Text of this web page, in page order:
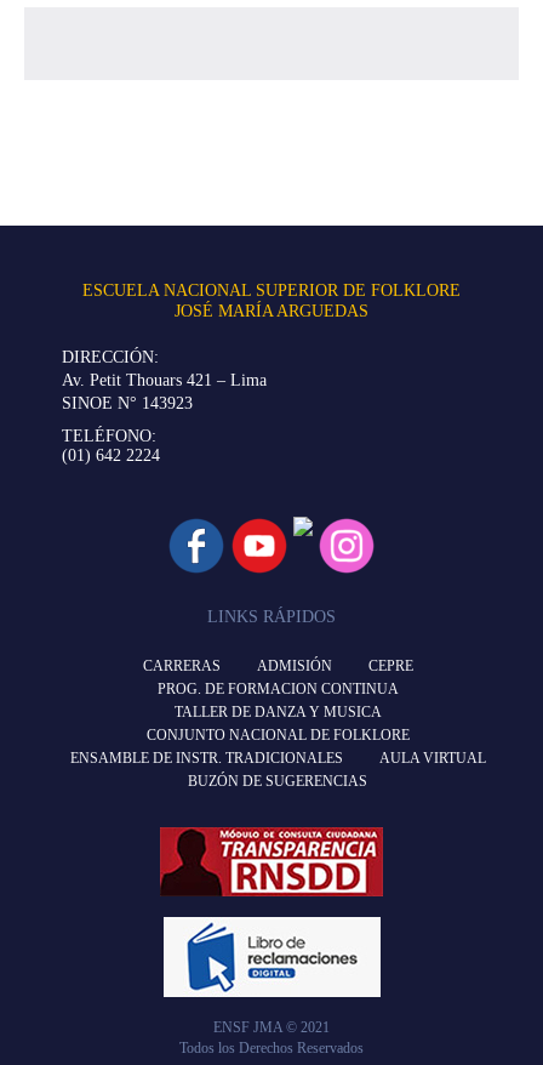
ESCUELA NACIONAL SUPERIOR DE FOLKLORE
JOSÉ MARÍA ARGUEDAS
DIRECCIÓN:
Av. Petit Thouars 421 – Lima
SINOE N° 143923
TELÉFONO:
(01) 642 2224
LINKS RÁPIDOS
CARRERAS ADMISIÓN
CEPRE
PROG. DE FORMACION CONTINUA
TALLER DE DANZA Y MUSICA
CONJUNTO NACIONAL DE FOLKLORE
ENSAMBLE DE INSTR. TRADICIONALES
AULA VIRTUAL
BUZÓN DE SUGERENCIAS
ENSF JMA © 2021
Todos los Derechos Reservados